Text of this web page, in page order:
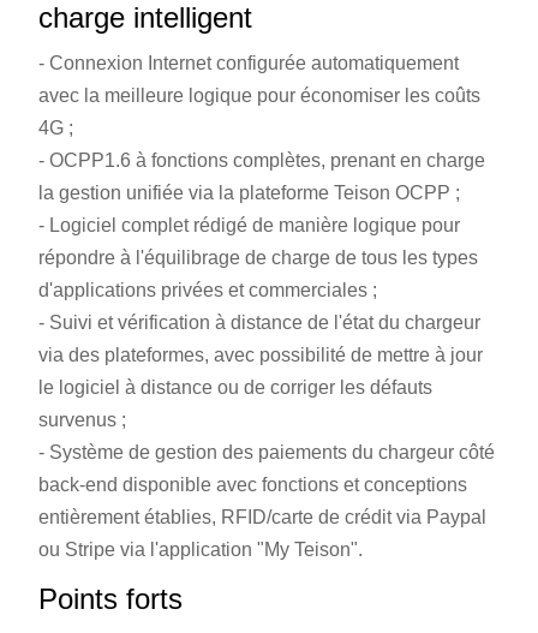
charge intelligent
- Connexion Internet configurée automatiquement
avec la meilleure logique pour économiser les coûts
4G ;
- OCPP1.6 à fonctions complètes, prenant en charge
la gestion unifiée via la plateforme Teison OCPP ;
- Logiciel complet rédigé de manière logique pour
répondre à l'équilibrage de charge de tous les types
d'applications privées et commerciales ;
- Suivi et vérification à distance de l'état du chargeur
via des plateformes, avec possibilité de mettre à jour
le logiciel à distance ou de corriger les défauts
survenus ;
- Système de gestion des paiements du chargeur côté
back-end disponible avec fonctions et conceptions
entièrement établies, RFID/carte de crédit via Paypal
ou Stripe via l'application "My Teison".
Points forts